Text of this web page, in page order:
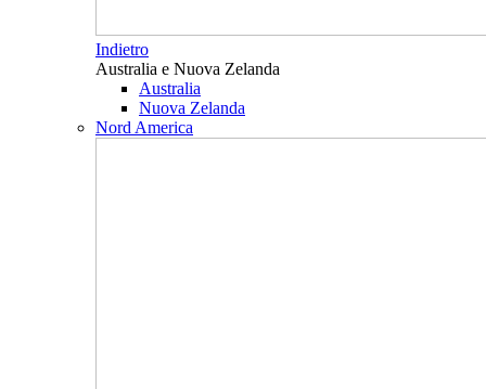
Indietro
Australia e Nuova Zelanda
Australia
Nuova Zelanda
Nord America